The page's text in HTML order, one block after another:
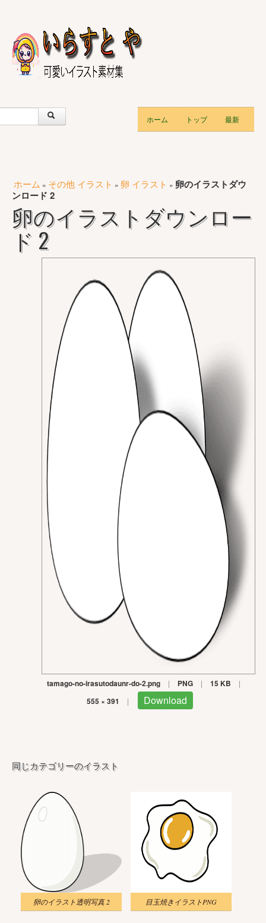
ホーム トップ 最新
ホーム » その他 イラスト » 卵 イラスト » 卵のイラストダウ
ンロード 2
卵のイラストダウンロー
ド 2
tamago-no-irasutodaunr-do-2.png | PNG | 15 KB |
555 × 391 | Download
同じカテゴリーのイラスト
卵のイラスト透明写真 2 目玉焼きイラストPNG